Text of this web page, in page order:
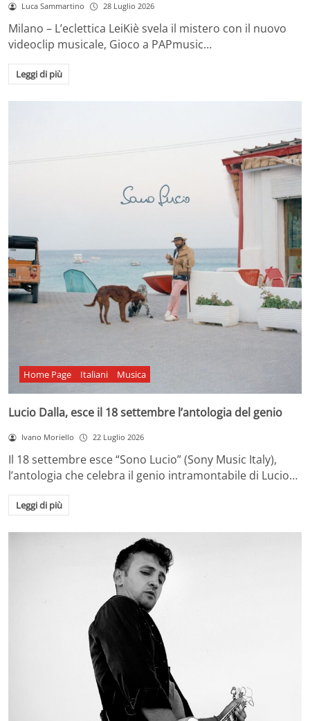
Luca Sammartino 28 Luglio 2026
Milano – L’eclettica LeiKiè svela il mistero con il nuovo
videoclip musicale, Gioco a PAPmusic…
Leggi di più
Home Page Italiani Musica
Lucio Dalla, esce il 18 settembre l’antologia del genio
Ivano Moriello 22 Luglio 2026
Il 18 settembre esce “Sono Lucio” (Sony Music Italy),
l’antologia che celebra il genio intramontabile di Lucio…
Leggi di più